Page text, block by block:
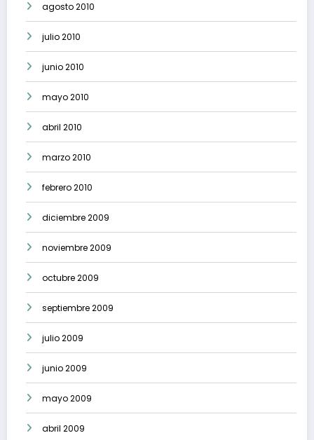
agosto 2010
julio 2010
junio 2010
mayo 2010
abril 2010
marzo 2010
febrero 2010
diciembre 2009
noviembre 2009
octubre 2009
septiembre 2009
julio 2009
junio 2009
mayo 2009
abril 2009